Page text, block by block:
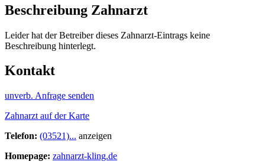
Beschreibung Zahnarzt
Leider hat der Betreiber dieses Zahnarzt-Eintrags keine
Beschreibung hinterlegt.
Kontakt
unverb. Anfrage senden
Zahnarzt auf der Karte
Telefon: (03521)... anzeigen
Homepage: zahnarzt-kling.de